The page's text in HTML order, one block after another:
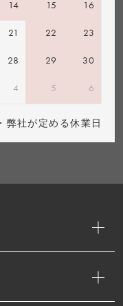
14 15 16
21 22 23
28 29 30
4 5 6
弊社が定める休業日